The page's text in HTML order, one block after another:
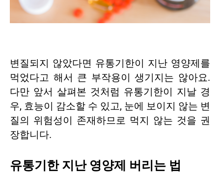
변질되지 않았다면 유통기한이 지난 영양제를
먹었다고 해서 큰 부작용이 생기지는 않아요.
다만 앞서 살펴본 것처럼 유통기한이 지날 경
우, 효능이 감소할 수 있고, 눈에 보이지 않는 변
질의 위험성이 존재하므로 먹지 않는 것을 권
장합니다.
유통기한 지난 영양제 버리는 법